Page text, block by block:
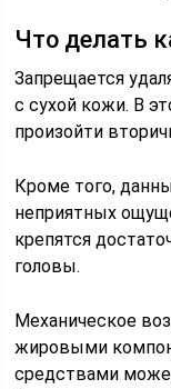
Что делать
Запрещается
с сухой кожи. В
произойти
Кроме того,
неприятных
крепятся
головы.
Механическое
жировыми
средствами